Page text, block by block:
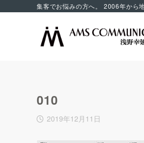
010
2019年12月11日